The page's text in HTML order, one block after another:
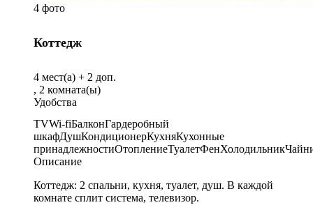
4 фото
Коттедж
4 мест(а) + 2 доп.
, 2 комната(ы)
Удобства
TVWi-fiБалконГардеробный
шкафДушКондиционерКухняКухонные
принадлежностиОтоплениеТуалетФенХолодильник
Описание
Коттедж: 2 спальни, кухня, туалет, душ. В каждой
комнате сплит система, телевизор.